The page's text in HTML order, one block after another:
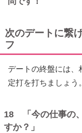
次のデートに繋
フ
デートの終盤には、
定打を打ちましょう。
18 「今の仕事の
すか？」